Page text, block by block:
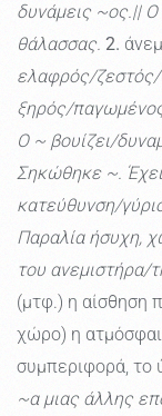
δυνάμεις ~ος.||
θάλασσας. 2.
ελαφρός/
ξηρός/
Ο ~ βουίζει/
Σηκώθηκε ~.
κατεύθυνση/
Παραλία ήσυχη,
του ανεμιστήρα/
(μτφ.) η αίσθηση
χώρο) η
συμπεριφορά, το
~α μιας άλλης